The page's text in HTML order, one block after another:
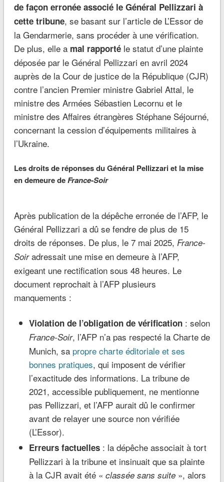
de façon erronée associé le Général Pellizzari à
cette tribune, se basant sur l’article de L’Essor de
la Gendarmerie, sans procéder à une vérification.
De plus, elle a mal rapportéle statut d’une plainte
déposée par le Général Pellizzari en avril 2024
auprès de la Cour de justice de la République (CJR)
contre l’ancien Premier ministre Gabriel Attal, le
ministre des Armées Sébastien Lecornu et le
ministre des Affaires étrangères Stéphane Séjourné,
concernant la cession d’équipements militaires à
l’Ukraine.
Les droits de réponses du Général Pellizzari et la mise
en demeure deFrance-Soir
Après publication de la dépêche erronée de l’AFP, le
Général Pellizzari a dû se fendre de plus de 15
droits de réponses. De plus, le 7 mai 2025, France-
Soiradressait une mise en demeure à l’AFP,
exigeant une rectification sous 48 heures. Le
document reprochait à l’AFP plusieurs
manquements :
Violation de l’obligation de vérification: selon
France-Soir, l’AFP n’a pas respecté la Charte de
Munich, sa propre charte éditoriale et ses
bonnes pratiques, qui imposent de vérifier
l’exactitude des informations. La tribune de
2021, accessible publiquement, ne mentionne
pas Pellizzari, et l’AFP aurait dû le confirmer
avant de relayer une source non vérifiée
(L’Essor).
Erreurs factuelles: la dépêche associait à tort
Pellizzari à la tribune et insinuait que sa plainte
à la CJR avait été « classée sans suite», alors